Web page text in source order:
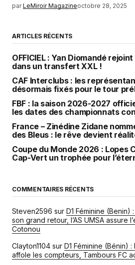
par LeMiroir Magazineoctobre 28, 2025
ARTICLES RÉCENTS
OFFICIEL : Yan Diomandé
dans un transfert XXL !
CAF Interclubs : les
désormais fixés pour le tour
FBF : la saison 2026-2027
les dates des championnats
France – Zinédine Zidane
des Bleus : le rêve devient
Coupe du Monde 2026 : Lopes
Cap-Vert un trophée pour
COMMENTAIRES RÉCENTS
Steven2596 sur D1 Féminine (Benin)
son grand retour, l’AS UMSA assure
Cotonou
Clayton1104 sur D1 Féminine (Bénin)
affole les compteurs, Tambours FC